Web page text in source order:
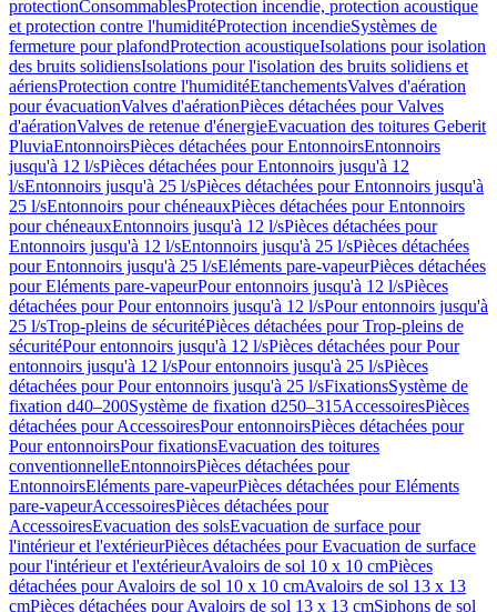
protectionConsommablesProtection incendie, protection acoustique
et protection contre l'humiditéProtection incendieSystèmes de
fermeture pour plafondProtection acoustiqueIsolations pour isolation
des bruits solidiensIsolations pour l'isolation des bruits solidiens et
aériensProtection contre l'humiditéEtanchementsValves d'aération
pour évacuationValves d'aérationPièces détachées pour Valves
d'aérationValves de retenue d'énergieEvacuation des toitures Geberit
PluviaEntonnoirsPièces détachées pour EntonnoirsEntonnoirs
jusqu'à 12 l/sPièces détachées pour Entonnoirs jusqu'à 12
l/sEntonnoirs jusqu'à 25 l/sPièces détachées pour Entonnoirs jusqu'à
25 l/sEntonnoirs pour chéneauxPièces détachées pour Entonnoirs
pour chéneauxEntonnoirs jusqu'à 12 l/sPièces détachées pour
Entonnoirs jusqu'à 12 l/sEntonnoirs jusqu'à 25 l/sPièces détachées
pour Entonnoirs jusqu'à 25 l/sEléments pare-vapeurPièces détachées
pour Eléments pare-vapeurPour entonnoirs jusqu'à 12 l/sPièces
détachées pour Pour entonnoirs jusqu'à 12 l/sPour entonnoirs jusqu'à
25 l/sTrop-pleins de sécuritéPièces détachées pour Trop-pleins de
sécuritéPour entonnoirs jusqu'à 12 l/sPièces détachées pour Pour
entonnoirs jusqu'à 12 l/sPour entonnoirs jusqu'à 25 l/sPièces
détachées pour Pour entonnoirs jusqu'à 25 l/sFixationsSystème de
fixation d40–200Système de fixation d250–315AccessoiresPièces
détachées pour AccessoiresPour entonnoirsPièces détachées pour
Pour entonnoirsPour fixationsEvacuation des toitures
conventionnelleEntonnoirsPièces détachées pour
EntonnoirsEléments pare-vapeurPièces détachées pour Eléments
pare-vapeurAccessoiresPièces détachées pour
AccessoiresEvacuation des solsEvacuation de surface pour
l'intérieur et l'extérieurPièces détachées pour Evacuation de surface
pour l'intérieur et l'extérieurAvaloirs de sol 10 x 10 cmPièces
détachées pour Avaloirs de sol 10 x 10 cmAvaloirs de sol 13 x 13
cmPièces détachées pour Avaloirs de sol 13 x 13 cmSiphons de sol